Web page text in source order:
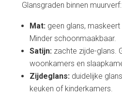
Glansgraden binnen muurverf:
Mat: geen glans,
Minder schoonmaakbaar.
Satijn: zachte zijde-glans.
woonkamers en
Zijdeglans: duidelijke
keuken of kinderkamers.